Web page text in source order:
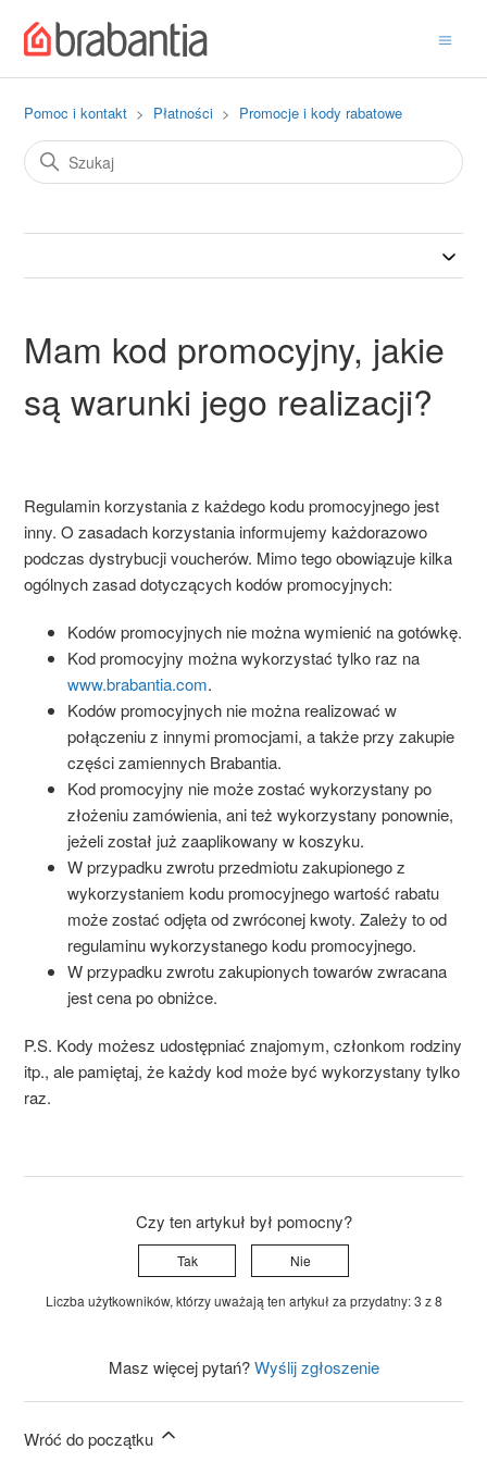
Pomoc i kontakt Płatności Promocje i kody rabatowe
Mam kod promocyjny, jakie
są warunki jego realizacji?
Regulamin korzystania z każdego kodu promocyjnego jest
inny. O zasadach korzystania informujemy każdorazowo
podczas dystrybucji voucherów. Mimo tego obowiązuje kilka
ogólnych zasad dotyczących kodów promocyjnych:
Kodów promocyjnych nie można wymienić na gotówkę.
Kod promocyjny można wykorzystać tylko raz na
www.brabantia.com.
Kodów promocyjnych nie można realizować w
połączeniu z innymi promocjami, a także przy zakupie
części zamiennych Brabantia.
Kod promocyjny nie może zostać wykorzystany po
złożeniu zamówienia, ani też wykorzystany ponownie,
jeżeli został już zaaplikowany w koszyku.
W przypadku zwrotu przedmiotu zakupionego z
wykorzystaniem kodu promocyjnego wartość rabatu
może zostać odjęta od zwróconej kwoty. Zależy to od
regulaminu wykorzystanego kodu promocyjnego.
W przypadku zwrotu zakupionych towarów zwracana
jest cena po obniżce.
P.S. Kody możesz udostępniać znajomym, członkom rodziny
itp., ale pamiętaj, że każdy kod może być wykorzystany tylko
raz.
Czy ten artykuł był pomocny?
Tak Nie
Liczba użytkowników, którzy uważają ten artykuł za przydatny: 3 z 8
Masz więcej pytań?Wyślij zgłoszenie
Wróć do początku